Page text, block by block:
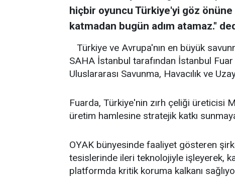
hiçbir oyuncu Türkiye'yi göz önüne
katmadan bugün adım atamaz."
Türkiye ve Avrupa'nın en büyük
SAHA İstanbul tarafından İstanbul
Uluslararası Savunma, Havacılık ve
Fuarda, Türkiye'nin zırh çeliği üreticisi
üretim hamlesine stratejik katkı
OYAK bünyesinde faaliyet gösteren
tesislerinde ileri teknolojiyle işleyerek,
platformda kritik koruma kalkanı